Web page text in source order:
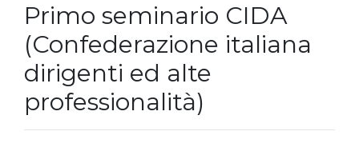
Primo seminario CIDA
(Confederazione italiana
dirigenti ed alte
professionalità)